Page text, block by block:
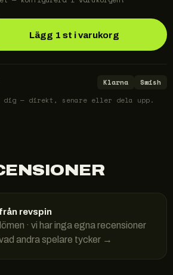
Lägg 1 st i varukorg
Klarna
Swish
dig — direkt, senare eller dela upp.
revspin
· vi har inga egna recensioner
andra spelare tycker →